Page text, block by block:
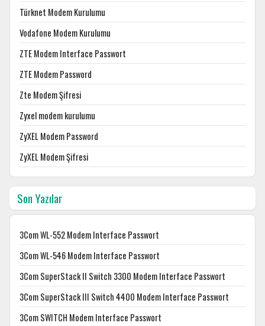
Türknet Modem Kurulumu
Vodafone Modem Kurulumu
ZTE Modem Interface Passwort
ZTE Modem Password
Zte Modem Şifresi
Zyxel modem kurulumu
ZyXEL Modem Password
ZyXEL Modem Şifresi
Son Yazılar
3Com WL-552 Modem Interface Passwort
3Com WL-546 Modem Interface Passwort
3Com SuperStack II Switch 3300 Modem Interface Passwort
3Com SuperStack III Switch 4400 Modem Interface Passwort
3Com SWITCH Modem Interface Passwort